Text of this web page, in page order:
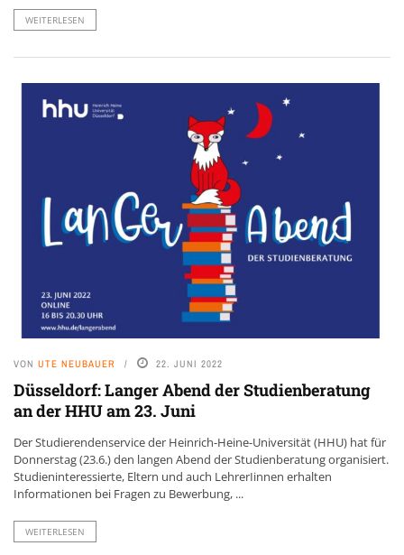
WEITERLESEN
VON UTE NEUBAUER 22. JUNI 2022
Düsseldorf: Langer Abend der Studienberatung
an der HHU am 23. Juni
Der Studierendenservice der Heinrich-Heine-Universität (HHU) hat für
Donnerstag (23.6.) den langen Abend der Studienberatung organisiert.
Studieninteressierte, Eltern und auch LehrerIinnen erhalten
Informationen bei Fragen zu Bewerbung, ...
WEITERLESEN